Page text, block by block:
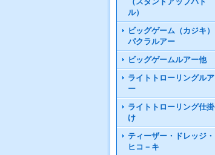
ル）
ビッグゲーム（カジキ）
パクラルアー
ビッグゲームルアー他
ライトトローリングルア
ー
ライトトローリング仕掛
け
ティーザー・ドレッジ・
ヒコ－キ